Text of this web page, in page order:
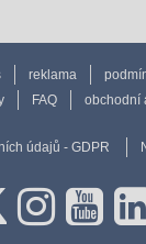
reklama
FAQ obchodní
údajů - GDPR